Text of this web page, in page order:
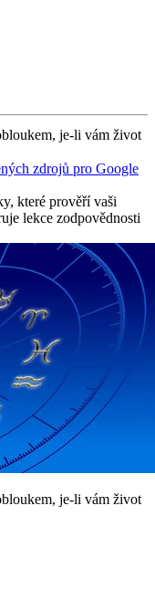
je-li vám život
zdrojů pro Google
které prověří vaši
lekce zodpovědnosti
je-li vám život